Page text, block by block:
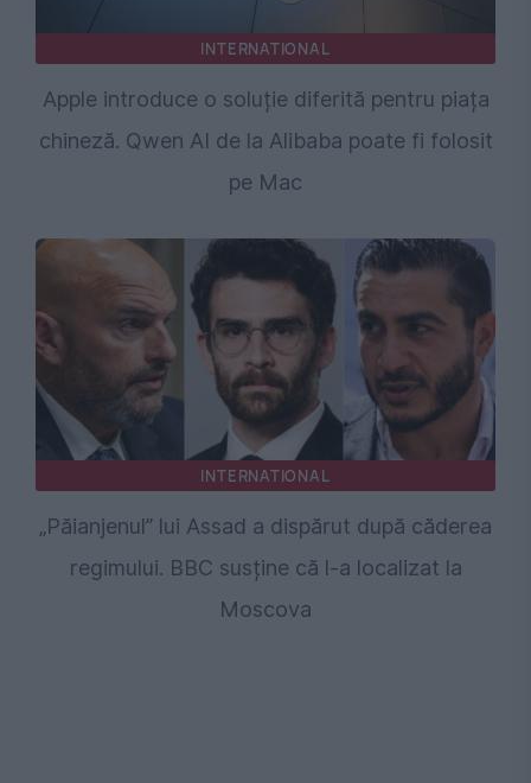
INTERNATIONAL
Apple introduce o soluție diferită pentru piața
chineză. Qwen AI de la Alibaba poate fi folosit
pe Mac
INTERNATIONAL
„Păianjenul” lui Assad a dispărut după căderea
regimului. BBC susține că l-a localizat la
Moscova